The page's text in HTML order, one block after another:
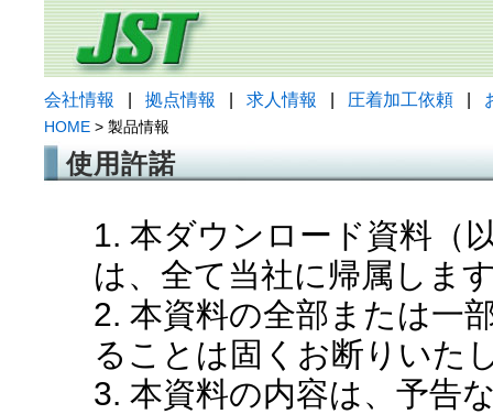
会社情報 拠点情報 求人情報 圧着加工依頼
HOME > 製品情報
使用許諾
1. 本ダウンロード資料（
は、全て当社に帰属しま
2. 本資料の全部または一
ることは固くお断りいた
3. 本資料の内容は、予告